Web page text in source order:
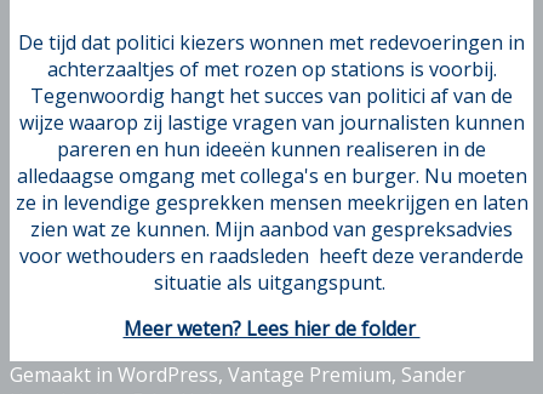
De tijd dat politici kiezers wonnen met redevoeringen in
achterzaaltjes of met rozen op stations is voorbij.
Tegenwoordig hangt het succes van politici af van de
wijze waarop zij lastige vragen van journalisten kunnen
pareren en hun ideeën kunnen realiseren in de
alledaagse omgang met collega's en burger. Nu moeten
ze in levendige gesprekken mensen meekrijgen en laten
zien wat ze kunnen. Mijn aanbod van gespreksadvies
voor wethouders en raadsleden heeft deze veranderde
situatie als uitgangspunt.
Meer weten? Lees hier de folder
Gemaakt in WordPress, Vantage Premium, Sander